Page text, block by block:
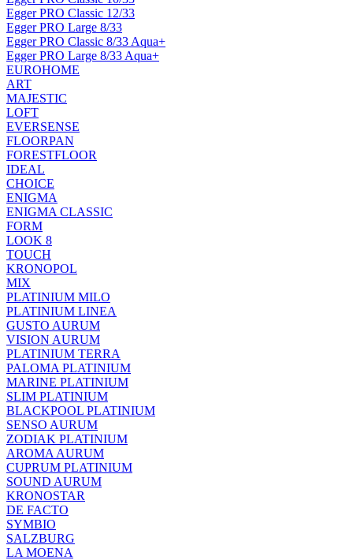
Egger PRO Classic 12/33
Egger PRO Large 8/33
Egger PRO Classic 8/33 Aqua+
Egger PRO Large 8/33 Aqua+
EUROHOME
ART
MAJESTIC
LOFT
EVERSENSE
FLOORPAN
FORESTFLOOR
IDEAL
CHOICE
ENIGMA
ENIGMA CLASSIC
FORM
LOOK 8
TOUCH
KRONOPOL
MIX
PLATINIUM MILO
PLATINIUM LINEA
GUSTO AURUM
VISION AURUM
PLATINIUM TERRA
PALOMA PLATINIUM
MARINE PLATINIUM
SLIM PLATINIUM
BLACKPOOL PLATINIUM
SENSO AURUM
ZODIAK PLATINIUM
AROMA AURUM
CUPRUM PLATINIUM
SOUND AURUM
KRONOSTAR
DE FACTO
SYMBIO
SALZBURG
LA MOENA